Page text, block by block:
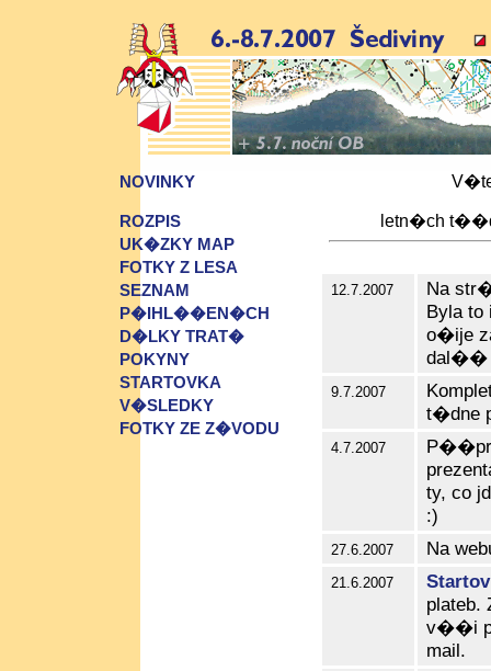
NOVINKY
ROZPIS
UK�ZKY MAP
FOTKY Z LESA
SEZNAM
P�IHL��EN�CH
D�LKY TRAT�
POKYNY
STARTOVKA
V�SLEDKY
FOTKY ZE Z�VODU
letn�ch
12.7.2007
Na
Byla
o�ije
dal��
9.7.2007
t�dne
4.7.2007
ty, co
:)
27.6.2007 Na
21.6.2007
v��i
mail.